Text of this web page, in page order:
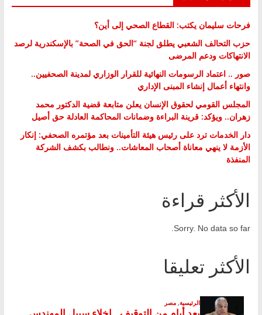
فرحات سليمان يكتب: القطاع الصحي إلى أين؟
حزب التحالف الشعبي يطلق لجنة “الحق في الصحة” بالإسكندرية لرصد
الانتهاكات ودعم المرضى
صور .. اعتماد الرسومات النهائية للقرار الوزاري لمدينة الصحفيين..
وانتهاء أعمال إنشاء المبنى الإداري
المجلس القومي لحقوق الإنسان يعلن متابعة قضية الدكتور محمد
زهران.. ويؤكد: قرينة البراءة وضمانات المحاكمة العادلة حق أصيل
دار الخدمات ترد على رئيس هيئة التأمينات بعد مؤتمره الصحفي: إنكار
الأزمة لا ينهي معاناة أصحاب المعاشات.. ونطالب بكشف الشركة
المنفذة
الأكثر قراءة
Sorry. No data so far.
الأكثر تعليقا